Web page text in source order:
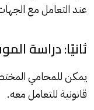
عند التعامل مع
ثانيًا: دراسة
يمكن للمحامي
قانونية للتعامل معه.